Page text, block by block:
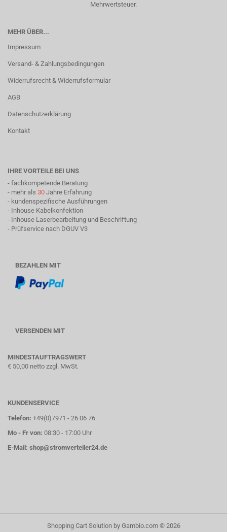
Mehrwertsteuer.
MEHR ÜBER...
Impressum
Versand- & Zahlungsbedingungen
Widerrufsrecht & Widerrufsformular
AGB
Datenschutzerklärung
Kontakt
IHRE VORTEILE BEI UNS
- fachkompetende Beratung
- mehr als 30 Jahre Erfahrung
- kundenspezifische Ausführungen
- Inhouse Kabelkonfektion
- Inhouse Laserbearbeitung und Beschriftung
- Prüfservice nach DGUV V3
BEZAHLEN MIT
VERSENDEN MIT
MINDESTAUFTRAGSWERT
€ 50,00 netto zzgl. MwSt.
KUNDENSERVICE
Telefon: +49(0)7971 - 26 06 76
Mo - Fr von: 08:30 - 17:00 Uhr
E-Mail: shop@stromverteiler24.de
Shopping Cart Solutionby Gambio.com © 2026